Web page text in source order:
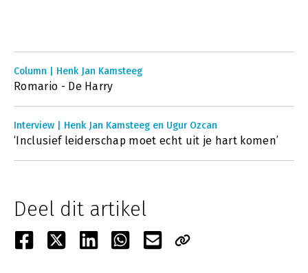
Column | Henk Jan Kamsteeg
Romario - De Harry
Interview | Henk Jan Kamsteeg en Ugur Ozcan
‘Inclusief leiderschap moet echt uit je hart komen’
Deel dit artikel